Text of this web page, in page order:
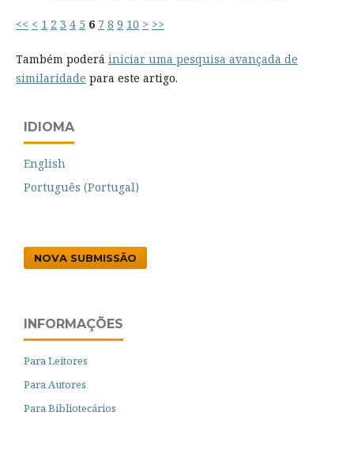
<< < 1 2 3 4 5 6 7 8 9 10 > >>
Também poderá iniciar uma pesquisa avançada de
similaridade para este artigo.
IDIOMA
English
Português (Portugal)
NOVA SUBMISSÃO
INFORMAÇÕES
Para Leitores
Para Autores
Para Bibliotecários